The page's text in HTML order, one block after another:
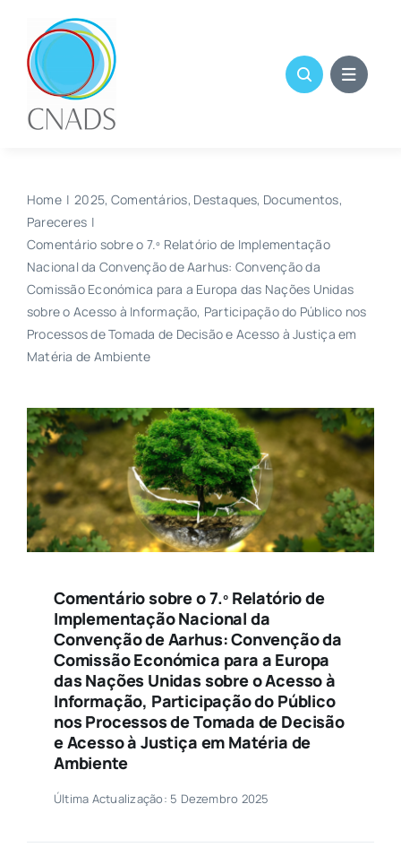
content
Home 2025 Comentários Destaques Documentos
Pareceres
Comentário sobre o 7.º Relatório de Implementação
Nacional da Convenção de Aarhus: Convenção da
Comissão Económica para a Europa das Nações Unidas
sobre o Acesso à Informação, Participação do Público nos
Processos de Tomada de Decisão e Acesso à Justiça em
Matéria de Ambiente
Comentário sobre o 7.º Relatório de
Implementação Nacional da
Convenção de Aarhus: Convenção da
Comissão Económica para a Europa
das Nações Unidas sobre o Acesso à
Informação, Participação do Público
nos Processos de Tomada de Decisão
e Acesso à Justiça em Matéria de
Ambiente
Última Actualização: 5 Dezembro 2025